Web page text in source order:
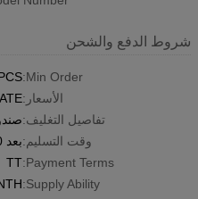
شروط الدفع والشحن
Min Order:
الأسعار:
تفاصيل التغليف:
وقت التسليم:بعد 30 يوما من الدفع
Payment Terms:
TT
Supply Ability: